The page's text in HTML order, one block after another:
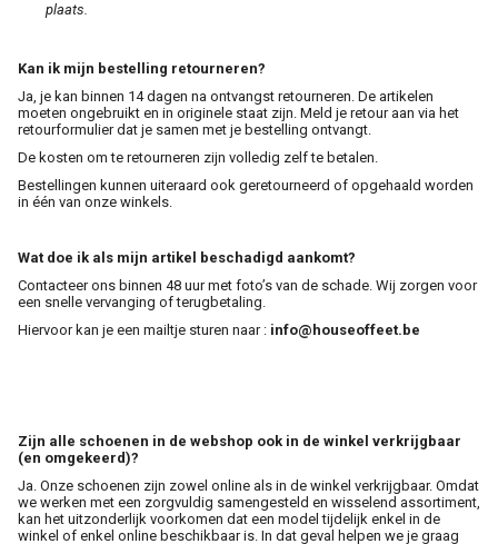
plaats.
Kan ik mijn bestelling retourneren?
Ja, je kan binnen 14 dagen na ontvangst retourneren. De artikelen
moeten ongebruikt en in originele staat zijn. Meld je retour aan via het
retourformulier dat je samen met je bestelling ontvangt.
De kosten om te retourneren zijn volledig zelf te betalen.
Bestellingen kunnen uiteraard ook geretourneerd of opgehaald worden
in één van onze winkels.
Wat doe ik als mijn artikel beschadigd aankomt?
Contacteer ons binnen 48 uur met foto’s van de schade. Wij zorgen voor
een snelle vervanging of terugbetaling.
Hiervoor kan je een mailtje sturen naar : info@houseoffeet.be
Zijn alle schoenen in de webshop ook in de winkel verkrijgbaar
(en omgekeerd)?
Ja. Onze schoenen zijn zowel online als in de winkel verkrijgbaar. Omdat
we werken met een zorgvuldig samengesteld en wisselend assortiment,
kan het uitzonderlijk voorkomen dat een model tijdelijk enkel in de
winkel of enkel online beschikbaar is. In dat geval helpen we je graag